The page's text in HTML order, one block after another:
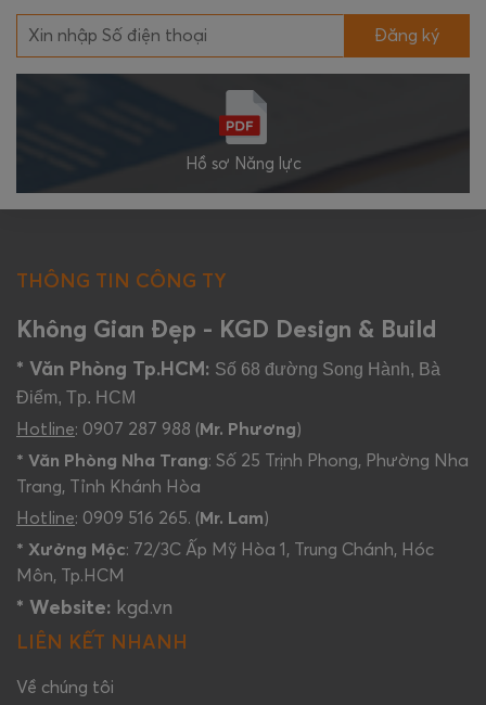
Đăng ký
Hồ sơ Năng lực
THÔNG TIN CÔNG TY
Không Gian Đẹp - KGD Design & Build
* Văn Phòng Tp.HCM: Số 68 đường Song Hành, Bà
Điểm, Tp. HCM
Hotline: 0907 287 988 (Mr. Phương)
* Văn Phòng Nha Trang: Số 25 Trịnh Phong, Phường Nha
Trang, Tỉnh Khánh Hòa
Hotline: 0909 516 265. (Mr. Lam)
* Xưởng Mộc: 72/3C Ấp Mỹ Hòa 1, Trung Chánh, Hóc
Môn, Tp.HCM
* Website: kgd.vn
LIÊN KẾT NHANH
Về chúng tôi